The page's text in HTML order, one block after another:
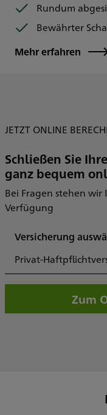
Rundum
Bewährter
Mehr erfahren
JETZT ONLINE
Schließen Sie
ganz bequem
Bei Fragen stehen
Verfügung
Versicherung
Privat-
Zum